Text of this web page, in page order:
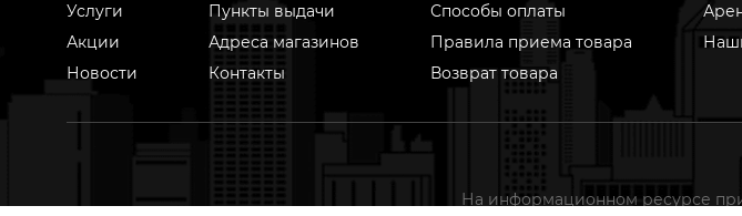
Услуги
Акции
Новости
Пункты выдачи
Адреса магазинов
Контакты
Способы оплаты
Правила приема товара
Возврат товара
На информационном ресурсе